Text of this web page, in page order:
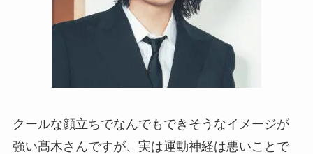
クールな顔立ちでなんでもできそうなイメージが
強い髙木さんですが、実は運動神経は悪いことで